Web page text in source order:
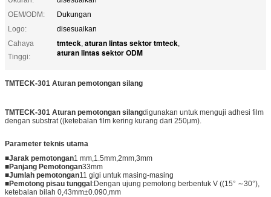
OEM/ODM:
Dukungan
Logo:
disesuaikan
Cahaya
Tinggi:
tmteck, aturan lintas sektor tmteck,
aturan lintas sektor ODM
TMTECK-301 Aturan pemotongan silang
TMTECK-301 Aturan pemotongan silangdigunakan untuk menguji adhesi film
dengan substrat ((ketebalan film kering kurang dari 250μm).
Parameter teknis utama
■Jarak pemotongan1 mm,1.5mm,2mm,3mm
■Panjang Pemotongan33mm
■Jumlah pemotongan11 gigi untuk masing-masing
■Pemotong pisau tunggal:Dengan ujung pemotong berbentuk V ((15° ∼30°),
ketebalan bilah 0,43mm±0.090,mm